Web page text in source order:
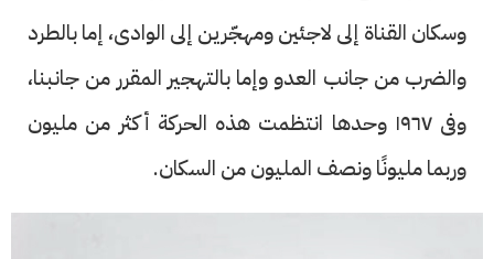
وسكان القناة إلى لاجئين ومهجّرين إلى الوادى، إما بالطرد
والضرب من جانب العدو وإما بالتهجير المقرر من جانبنا،
وفى ١٩٦٧ وحدها انتظمت هذه الحركة أكثر من مليون
وربما مليونًا ونصف المليون من السكان.